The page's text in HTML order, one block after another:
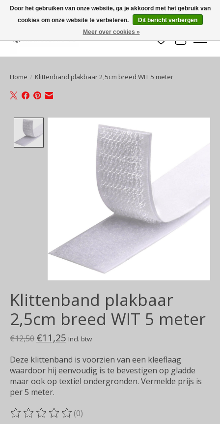
Verlanglijst
Home / Klittenband plakbaar 2,5cm breed WIT 5 meter
Product image slideshow Items
Klittenband plakbaar
2,5cm breed WIT 5 meter
€12,50 €11,25 Incl. btw
Deze klittenband is voorzien van een kleeflaag
waardoor hij eenvoudig is te bevestigen op gladde
maar ook op textiel ondergronden. Vermelde prijs is
per 5 meter.
De beoordeling van dit product is
(0)
Door het gebruiken van onze website, ga je akkoord met het gebruik van
cookies om onze website te verbeteren.
Dit bericht verbergen
Meer over cookies »